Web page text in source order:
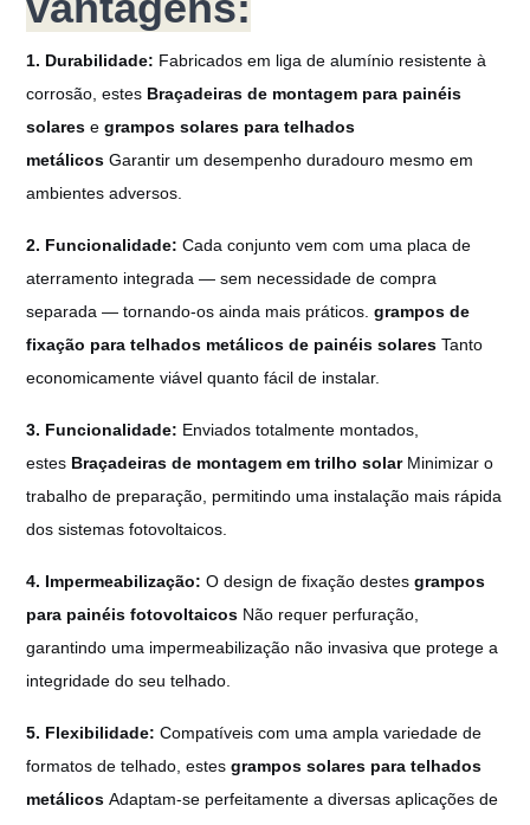
1. Durabilidade: Fabricados em liga de alumínio resistente à
corrosão, estes Braçadeiras de montagem para painéis
solares egrampos solares para telhados
metálicos Garantir um desempenho duradouro mesmo em
ambientes adversos.
2. Funcionalidade: Cada conjunto vem com uma placa de
aterramento integrada — sem necessidade de compra
separada — tornando-os ainda mais práticos.grampos de
fixação para telhados metálicos de painéis solares Tanto
economicamente viável quanto fácil de instalar.
3. Funcionalidade: Enviados totalmente montados,
estes Braçadeiras de montagem em trilho solarMinimizar o
trabalho de preparação, permitindo uma instalação mais rápida
dos sistemas fotovoltaicos.
4. Impermeabilização: O design de fixação destesgrampos
para painéis fotovoltaicos Não requer perfuração,
garantindo uma impermeabilização não invasiva que protege a
integridade do seu telhado.
5. Flexibilidade: Compatíveis com uma ampla variedade de
formatos de telhado, estesgrampos solares para telhados
metálicos Adaptam-se perfeitamente a diversas aplicações de